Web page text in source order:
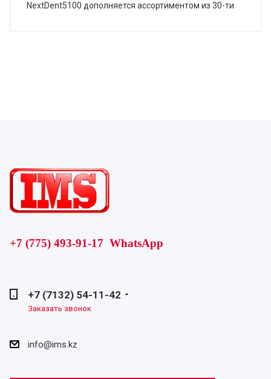
NextDent5100 дополняется ассортиментом из 30-ти
+7 (775) 493-91-17 WhatsApp
+7 (7132) 54-11-42
Заказать звонок
info@ims.kz